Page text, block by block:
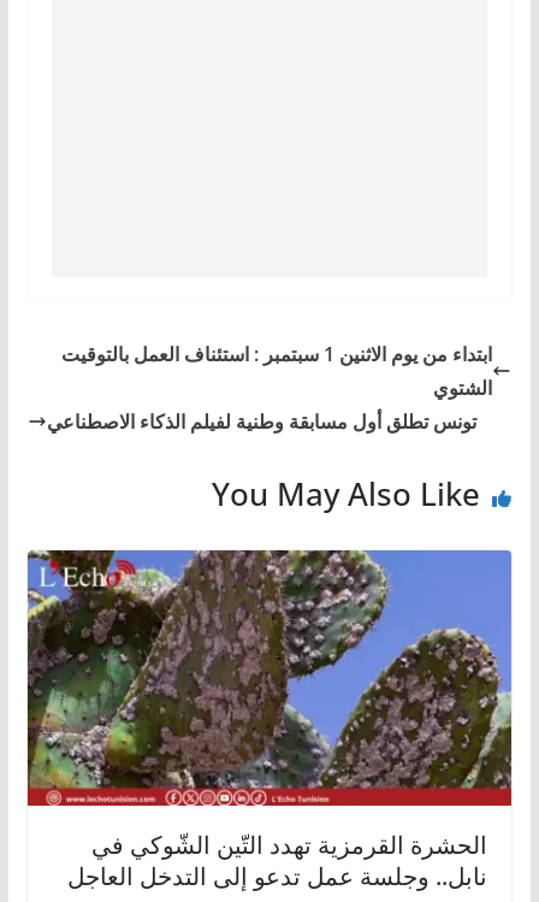
ابتداء من يوم الاثنين 1 سبتمبر : استئناف العمل بالتوقيت
الشتوي
تونس تطلق أول مسابقة وطنية لفيلم الذكاء الاصطناعي
You May Also Like
الحشرة القرمزية تهدد التّين الشّوكي في
نابل.. وجلسة عمل تدعو إلى التدخل العاجل